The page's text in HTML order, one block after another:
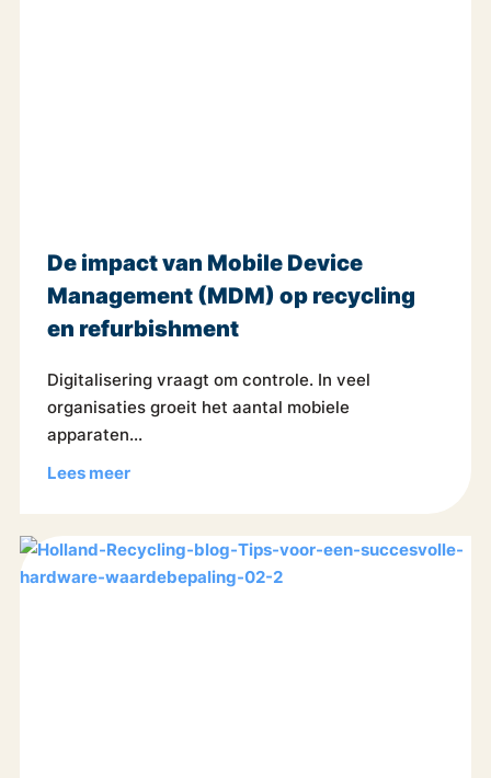
De impact van Mobile Device
Management (MDM) op recycling
en refurbishment
Digitalisering vraagt om controle. In veel
organisaties groeit het aantal mobiele
apparaten...
Lees meer